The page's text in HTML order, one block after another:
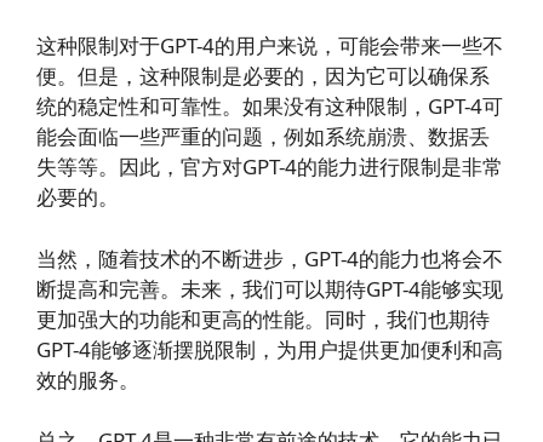
这种限制对于GPT-4的用户来说，可能会带来一些不
便。但是，这种限制是必要的，因为它可以确保系
统的稳定性和可靠性。如果没有这种限制，GPT-4可
能会面临一些严重的问题，例如系统崩溃、数据丢
失等等。因此，官方对GPT-4的能力进行限制是非常
必要的。
当然，随着技术的不断进步，GPT-4的能力也将会不
断提高和完善。未来，我们可以期待GPT-4能够实现
更加强大的功能和更高的性能。同时，我们也期待
GPT-4能够逐渐摆脱限制，为用户提供更加便利和高
效的服务。